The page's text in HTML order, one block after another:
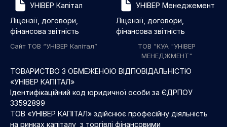
УНІВЕР Капітал
Ліцензії, договори,
фінансова звітність
Сайт ТОВ “УНІВЕР Капітал”
УНІВЕР Менеджемент
Ліцензії, договори,
фінансова звітність
ТОВ "КУА "УНІВЕР
МЕНЕДЖМЕНТ"
ТОВАРИСТВО З ОБМЕЖЕНОЮ ВІДПОВІДАЛЬНІСТЮ
«УНІВЕР КАПІТАЛ»
Ідентифікаційний код юридичної особи за ЄДРПОУ
33592899
ТОВ «УНІВЕР КАПІТАЛ» здійснює професійну діяльність
на ринках капіталу з торгівлі фінансовими